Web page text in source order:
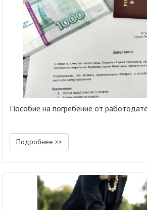
Пособие на погребение от
Подробнее >>